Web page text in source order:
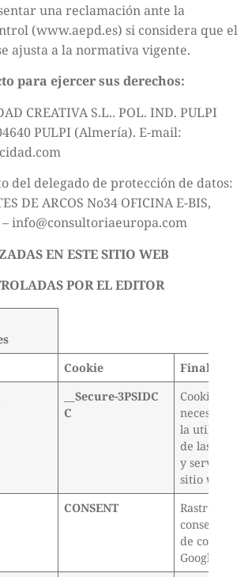
una reclamación ante la
(www.aepd.es) si considera que el
ajusta a la normativa vigente.
para ejercer sus derechos:
CREATIVA S.L.. POL. IND. PULPI
PULPI (Almería). E-mail:
del delegado de protección de datos:
DE ARCOS No34 OFICINA E-BIS,
– info@consultoriaeuropa.com
EN ESTE SITIO WEB
POR EL EDITOR
Cookie
Finalidad
__Secure-3PSIDC
C
Cookie
necesaria
la
de las
y servicios
sitio web
CONSENT
Rastreador
de cookies
Google